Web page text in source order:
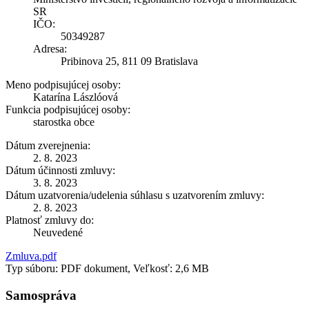
SR
IČO:
50349287
Adresa:
Pribinova 25, 811 09 Bratislava
Meno podpisujúcej osoby:
Katarína Lászlóová
Funkcia podpisujúcej osoby:
starostka obce
Dátum zverejnenia:
2. 8. 2023
Dátum účinnosti zmluvy:
3. 8. 2023
Dátum uzatvorenia/udelenia súhlasu s uzatvorením zmluvy:
2. 8. 2023
Platnosť zmluvy do:
Neuvedené
Zmluva.pdf
Typ súboru: PDF dokument, Veľkosť: 2,6 MB
Samospráva